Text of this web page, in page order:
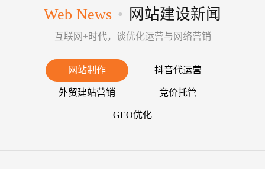
Web News • 网站建设新闻
互联网+时代，谈优化运营与网络营销
网站制作 抖音代运营
外贸建站营销 竞价托管
GEO优化